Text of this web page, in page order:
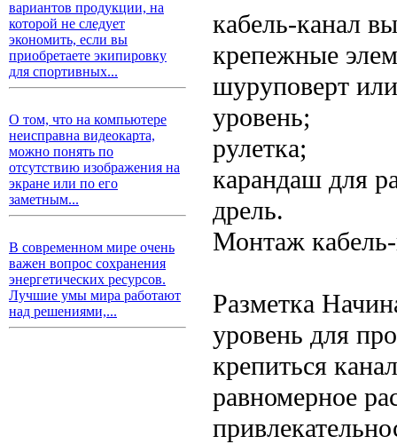
вариантов продукции, на
которой не следует
экономить, если вы
приобретаете экипировку
для спортивных...
О том, что на компьютере
неисправна видеокарта,
можно понять по
отсутствию изображения на
экране или по его
заметным...
В современном мире очень
важен вопрос сохранения
энергетических ресурсов.
Лучшие умы мира работают
над решениями,...
кабель-канал
крепежные
шуруповерт
уровень;
рулетка;
карандаш для
дрель.
Монтаж
Разметка
уровень для
крепиться
равномерное